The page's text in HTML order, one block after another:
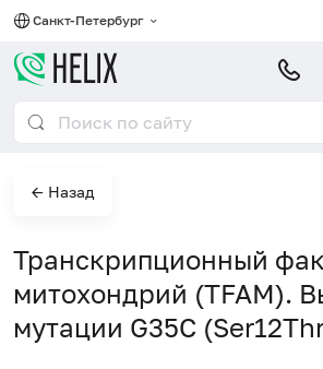
Санкт-Петербург
← Назад
Транскрипционный
митохондрий (TFAM).
мутации G35C